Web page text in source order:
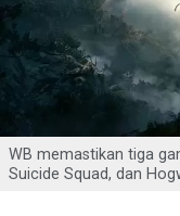
WB memastikan tiga
Suicide Squad, dan